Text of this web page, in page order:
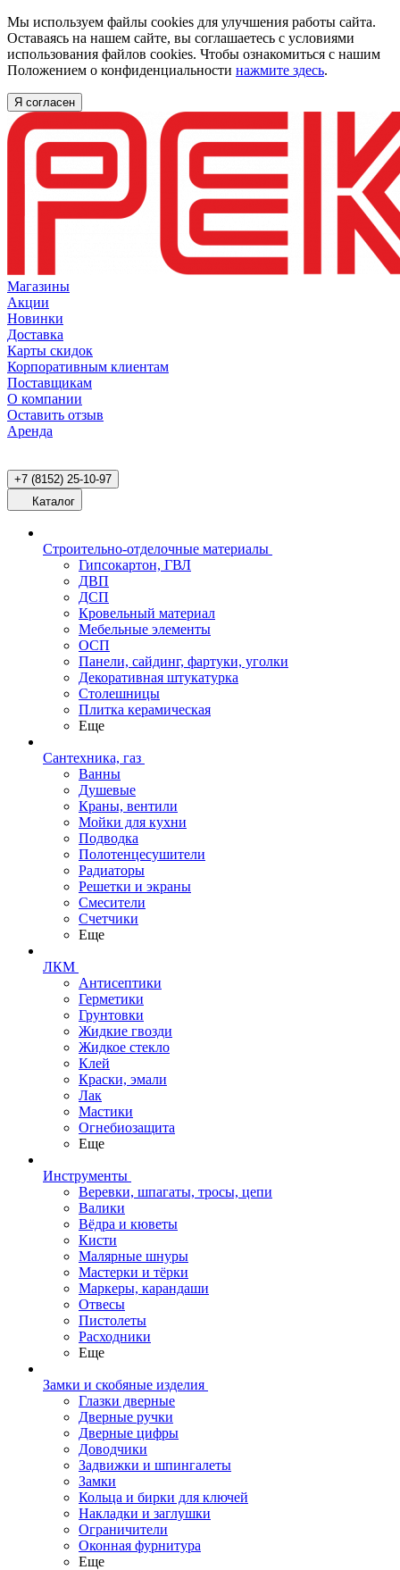
Мы используем файлы cookies для улучшения работы сайта.
Оставаясь на нашем сайте, вы соглашаетесь с условиями
использования файлов cookies. Чтобы ознакомиться с нашим
Положением о конфиденциальности нажмите здесь.
Я согласен
Магазины
Акции
Новинки
Доставка
Карты скидок
Корпоративным клиентам
Поставщикам
О компании
Оставить отзыв
Аренда
+7 (8152) 25-10-97
Каталог
Строительно-отделочные материалы
Гипсокартон, ГВЛ
ДВП
ДСП
Кровельный материал
Мебельные элементы
ОСП
Панели, сайдинг, фартуки, уголки
Декоративная штукатурка
Столешницы
Плитка керамическая
Еще
Сантехника, газ
Ванны
Душевые
Краны, вентили
Мойки для кухни
Подводка
Полотенцесушители
Радиаторы
Решетки и экраны
Смесители
Счетчики
Еще
ЛКМ
Антисептики
Герметики
Грунтовки
Жидкие гвозди
Жидкое стекло
Клей
Краски, эмали
Лак
Мастики
Огнебиозащита
Еще
Инструменты
Веревки, шпагаты, тросы, цепи
Валики
Вёдра и кюветы
Кисти
Малярные шнуры
Мастерки и тёрки
Маркеры, карандаши
Отвесы
Пистолеты
Расходники
Еще
Замки и скобяные изделия
Глазки дверные
Дверные ручки
Дверные цифры
Доводчики
Задвижки и шпингалеты
Замки
Кольца и бирки для ключей
Накладки и заглушки
Ограничители
Оконная фурнитура
Еще